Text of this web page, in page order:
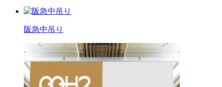
阪急中吊り